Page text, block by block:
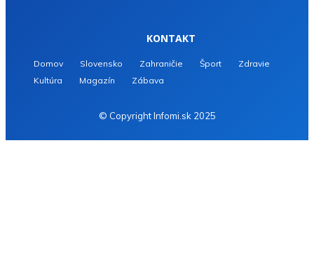
KONTAKT
Domov Slovensko Zahraničie Šport
Zdravie
Kultúra
Magazín Zábava
© Copyright Infomi.sk 2025